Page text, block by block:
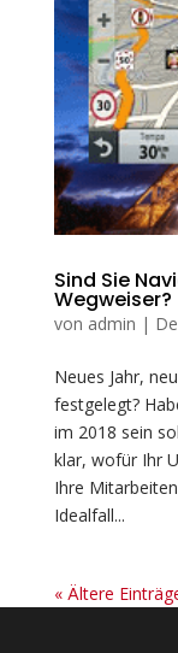
Sind Sie
Wegweiser?
von admin |
Neues Jahr,
festgelegt?
im 2018 sein
klar, wofür Ihr
Ihre
Idealfall...
« Ältere